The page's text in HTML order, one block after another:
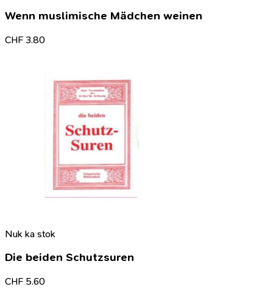
Wenn muslimische Mädchen weinen
CHF 3.80
Nuk ka stok
Die beiden Schutzsuren
CHF 5.60